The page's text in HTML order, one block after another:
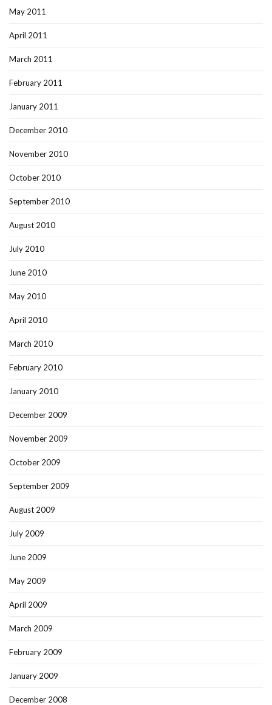
May 2011
April 2011
March 2011
February 2011
January 2011
December 2010
November 2010
October 2010
September 2010
August 2010
July 2010
June 2010
May 2010
April 2010
March 2010
February 2010
January 2010
December 2009
November 2009
October 2009
September 2009
August 2009
July 2009
June 2009
May 2009
April 2009
March 2009
February 2009
January 2009
December 2008